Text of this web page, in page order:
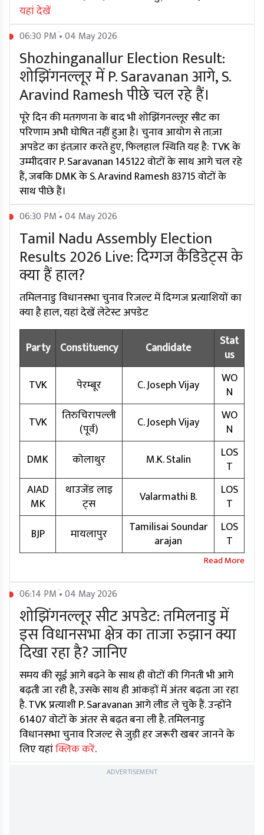
यहां देखें
06:30 PM • 04 May 2026
Shozhinganallur Election Result:
शोझिंगनल्लूर में P. Saravanan आगे, S.
Aravind Ramesh पीछे चल रहे हैं।
पूरे दिन की मतगणना के बाद भी शोझिंगनल्लूर सीट का
परिणाम अभी घोषित नहीं हुआ है। चुनाव आयोग से ताज़ा
अपडेट का इंतज़ार करते हुए, फिलहाल स्थिति यह है: TVK के
उम्मीदवार P. Saravanan 145122 वोटों के साथ आगे चल रहे
हैं, जबकि DMK के S. Aravind Ramesh 83715 वोटों के
साथ पीछे हैं।
06:30 PM • 04 May 2026
Tamil Nadu Assembly Election
Results 2026 Live: दिग्गज कैंडिडेट्स के
क्या हैं हाल?
तमिलनाडु विधानसभा चुनाव रिजल्ट में दिग्गज प्रत्याशियों का
क्या है हाल, यहां देखें लेटेस्ट अपडेट
Party
Constituency Candidate
Stat
us
TVK
पेरम्बूर C. Joseph Vijay
WO
N
TVK
तिरुचिरापल्ली
(पूर्व)
C. Joseph Vijay
WO
N
DMK
कोलाथुर M.K. Stalin
LOS
T
AIAD
MK
थाउजेंड लाइ
ट्स
Valarmathi B.
LOS
T
BJP
मायलापुर
Tamilisai Soundar
arajan
LOS
T
06:14 PM • 04 May 2026
शोझिंगनल्लूर सीट अपडेट: तमिलनाडु में
इस विधानसभा क्षेत्र का ताजा रुझान क्या
दिखा रहा है? जानिए
समय की सूई आगे बढ़ने के साथ ही वोटों की गिनती भी आगे
बढ़ती जा रही है, उसके साथ ही आंकड़ों में अंतर बढ़ता जा रहा
है. TVK प्रत्याशी P. Saravanan आगे लीड ले चुके हैं. उन्होंने
61407 वोटों के अंतर से बढ़त बना ली है. तमिलनाडु
विधानसभा चुनाव रिजल्ट से जुड़ी हर जरूरी खबर जानने के
लिए यहांक्लिक करें.
ADVERTISEMENT